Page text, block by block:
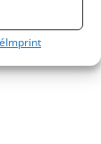
Imprint